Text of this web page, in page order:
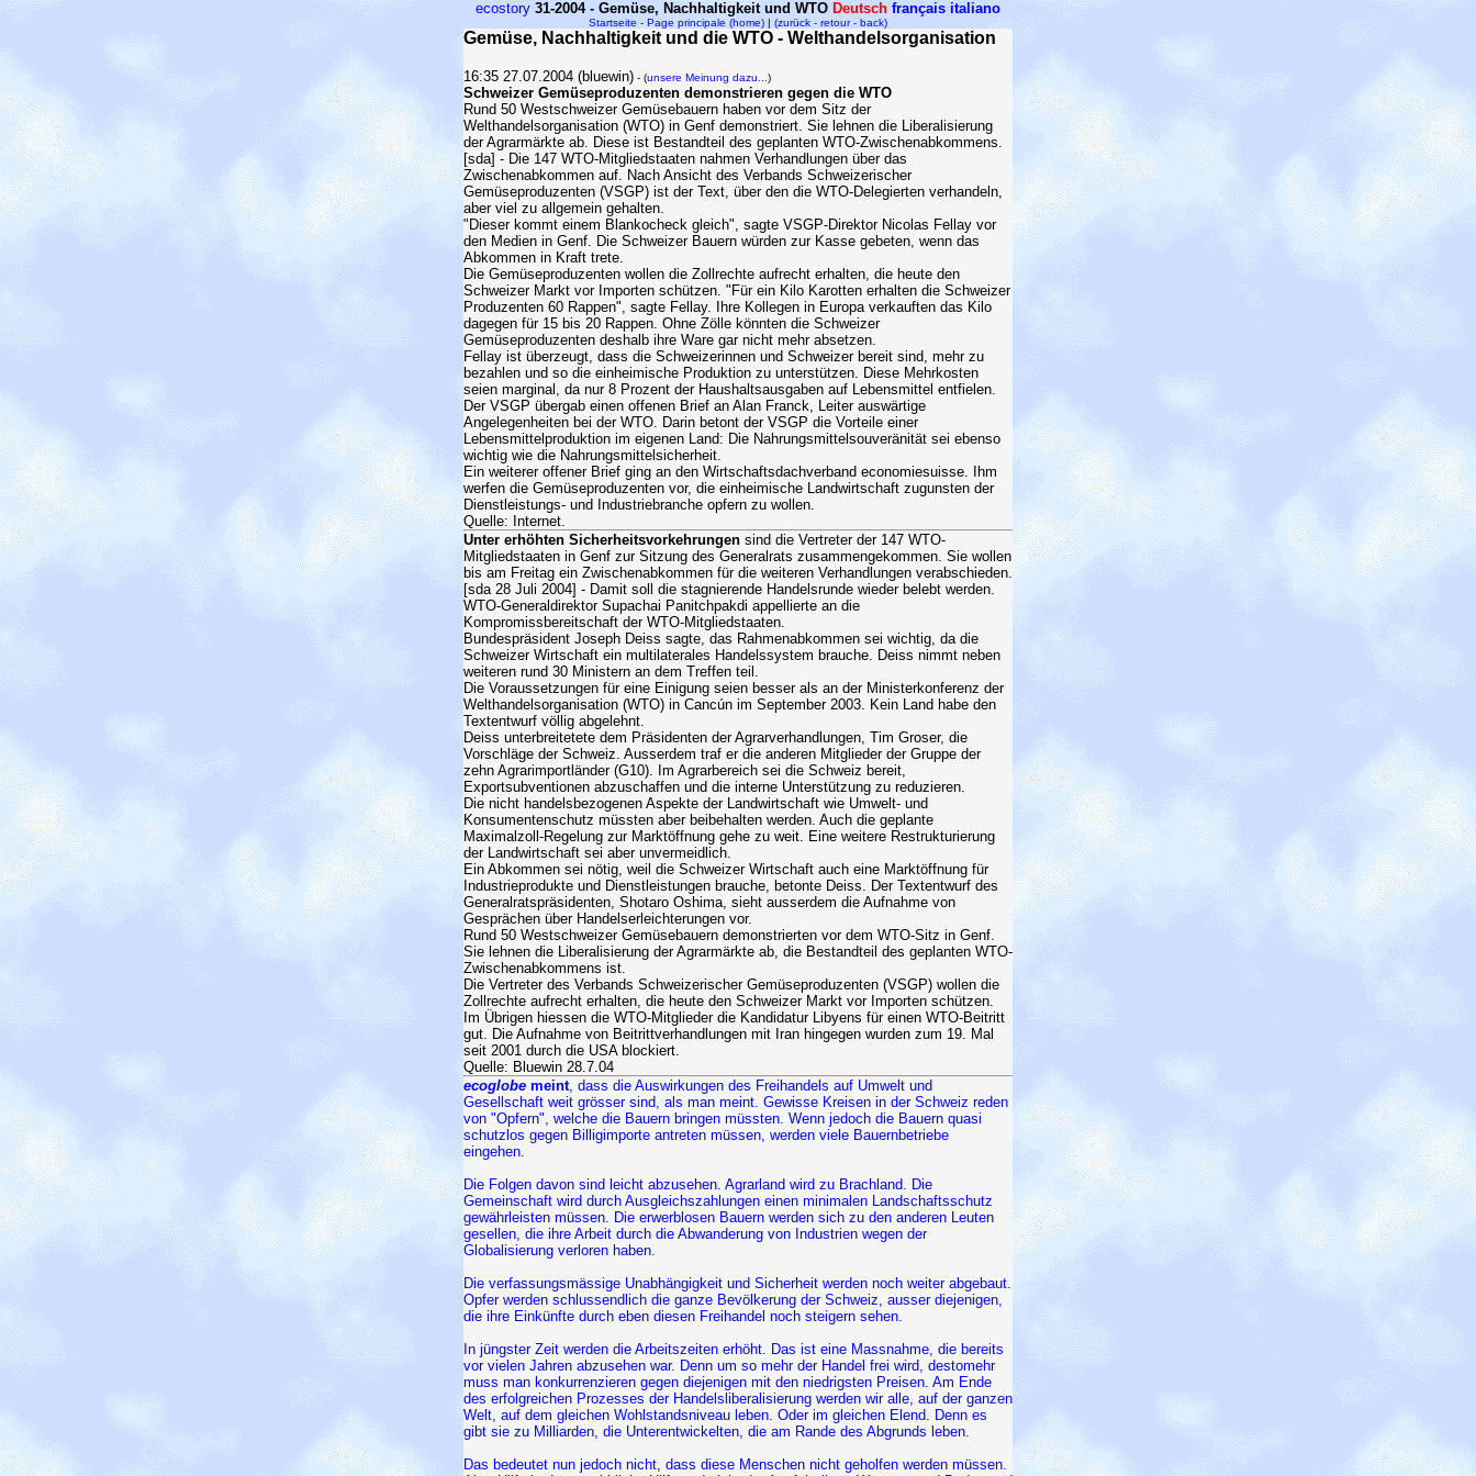
ecostory 31-2004 - Gemüse, Nachhaltigkeit und WTO Deutsch français italiano
Startseite - Page principale (home) | (zurück - retour - back)
Gemüse, Nachhaltigkeit und die WTO - Welthandelsorganisation
16:35 27.07.2004 (bluewin) - (unsere Meinung dazu... )
Schweizer Gemüseproduzenten demonstrieren gegen die WTO
Rund 50 Westschweizer Gemüsebauern haben vor dem Sitz der
Welthandelsorganisation (WTO) in Genf demonstriert. Sie lehnen die Liberalisierung
der Agrarmärkte ab. Diese ist Bestandteil des geplanten WTO-Zwischenabkommens.
[sda] - Die 147 WTO-Mitgliedstaaten nahmen Verhandlungen über das
Zwischenabkommen auf. Nach Ansicht des Verbands Schweizerischer
Gemüseproduzenten (VSGP) ist der Text, über den die WTO-Delegierten verhandeln,
aber viel zu allgemein gehalten.
"Dieser kommt einem Blankocheck gleich", sagte VSGP-Direktor Nicolas Fellay vor
den Medien in Genf. Die Schweizer Bauern würden zur Kasse gebeten, wenn das
Abkommen in Kraft trete.
Die Gemüseproduzenten wollen die Zollrechte aufrecht erhalten, die heute den
Schweizer Markt vor Importen schützen. "Für ein Kilo Karotten erhalten die Schweizer
Produzenten 60 Rappen", sagte Fellay. Ihre Kollegen in Europa verkauften das Kilo
dagegen für 15 bis 20 Rappen. Ohne Zölle könnten die Schweizer
Gemüseproduzenten deshalb ihre Ware gar nicht mehr absetzen.
Fellay ist überzeugt, dass die Schweizerinnen und Schweizer bereit sind, mehr zu
bezahlen und so die einheimische Produktion zu unterstützen. Diese Mehrkosten
seien marginal, da nur 8 Prozent der Haushaltsausgaben auf Lebensmittel entfielen.
Der VSGP übergab einen offenen Brief an Alan Franck, Leiter auswärtige
Angelegenheiten bei der WTO. Darin betont der VSGP die Vorteile einer
Lebensmittelproduktion im eigenen Land: Die Nahrungsmittelsouveränität sei ebenso
wichtig wie die Nahrungsmittelsicherheit.
Ein weiterer offener Brief ging an den Wirtschaftsdachverband economiesuisse. Ihm
werfen die Gemüseproduzenten vor, die einheimische Landwirtschaft zugunsten der
Dienstleistungs- und Industriebranche opfern zu wollen.
Quelle: Internet.
Unter erhöhten Sicherheitsvorkehrungen sind die Vertreter der 147 WTO-
Mitgliedstaaten in Genf zur Sitzung des Generalrats zusammengekommen. Sie wollen
bis am Freitag ein Zwischenabkommen für die weiteren Verhandlungen verabschieden.
[sda 28 Juli 2004] - Damit soll die stagnierende Handelsrunde wieder belebt werden.
WTO-Generaldirektor Supachai Panitchpakdi appellierte an die
Kompromissbereitschaft der WTO-Mitgliedstaaten.
Bundespräsident Joseph Deiss sagte, das Rahmenabkommen sei wichtig, da die
Schweizer Wirtschaft ein multilaterales Handelssystem brauche. Deiss nimmt neben
weiteren rund 30 Ministern an dem Treffen teil.
Die Voraussetzungen für eine Einigung seien besser als an der Ministerkonferenz der
Welthandelsorganisation (WTO) in Cancún im September 2003. Kein Land habe den
Textentwurf völlig abgelehnt.
Deiss unterbreitetete dem Präsidenten der Agrarverhandlungen, Tim Groser, die
Vorschläge der Schweiz. Ausserdem traf er die anderen Mitglieder der Gruppe der
zehn Agrarimportländer (G10). Im Agrarbereich sei die Schweiz bereit,
Exportsubventionen abzuschaffen und die interne Unterstützung zu reduzieren.
Die nicht handelsbezogenen Aspekte der Landwirtschaft wie Umwelt- und
Konsumentenschutz müssten aber beibehalten werden. Auch die geplante
Maximalzoll-Regelung zur Marktöffnung gehe zu weit. Eine weitere Restrukturierung
der Landwirtschaft sei aber unvermeidlich.
Ein Abkommen sei nötig, weil die Schweizer Wirtschaft auch eine Marktöffnung für
Industrieprodukte und Dienstleistungen brauche, betonte Deiss. Der Textentwurf des
Generalratspräsidenten, Shotaro Oshima, sieht ausserdem die Aufnahme von
Gesprächen über Handelserleichterungen vor.
Rund 50 Westschweizer Gemüsebauern demonstrierten vor dem WTO-Sitz in Genf.
Sie lehnen die Liberalisierung der Agrarmärkte ab, die Bestandteil des geplanten WTO-
Zwischenabkommens ist.
Die Vertreter des Verbands Schweizerischer Gemüseproduzenten (VSGP) wollen die
Zollrechte aufrecht erhalten, die heute den Schweizer Markt vor Importen schützen.
Im Übrigen hiessen die WTO-Mitglieder die Kandidatur Libyens für einen WTO-Beitritt
gut. Die Aufnahme von Beitrittverhandlungen mit Iran hingegen wurden zum 19. Mal
seit 2001 durch die USA blockiert.
Quelle: Bluewin 28.7.04
ecoglobe meint, dass die Auswirkungen des Freihandels auf Umwelt und
Gesellschaft weit grösser sind, als man meint. Gewisse Kreisen in der Schweiz reden
von "Opfern", welche die Bauern bringen müssten. Wenn jedoch die Bauern quasi
schutzlos gegen Billigimporte antreten müssen, werden viele Bauernbetriebe
eingehen.
Die Folgen davon sind leicht abzusehen. Agrarland wird zu Brachland. Die
Gemeinschaft wird durch Ausgleichszahlungen einen minimalen Landschaftsschutz
gewährleisten müssen. Die erwerblosen Bauern werden sich zu den anderen Leuten
gesellen, die ihre Arbeit durch die Abwanderung von Industrien wegen der
Globalisierung verloren haben.
Die verfassungsmässige Unabhängigkeit und Sicherheit werden noch weiter abgebaut.
Opfer werden schlussendlich die ganze Bevölkerung der Schweiz, ausser diejenigen,
die ihre Einkünfte durch eben diesen Freihandel noch steigern sehen.
In jüngster Zeit werden die Arbeitszeiten erhöht. Das ist eine Massnahme, die bereits
vor vielen Jahren abzusehen war. Denn um so mehr der Handel frei wird, destomehr
muss man konkurrenzieren gegen diejenigen mit den niedrigsten Preisen. Am Ende
des erfolgreichen Prozesses der Handelsliberalisierung werden wir alle, auf der ganzen
Welt, auf dem gleichen Wohlstandsniveau leben. Oder im gleichen Elend. Denn es
gibt sie zu Milliarden, die Unterentwickelten, die am Rande des Abgrunds leben.
Das bedeutet nun jedoch nicht, dass diese Menschen nicht geholfen werden müssen.